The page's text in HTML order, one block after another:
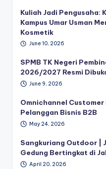
Kuliah Jadi Pengusaha:
Kampus Umar Usman
Kosmetik
June 10, 2026
SPMB TK Negeri
2026/2027 Resmi
June 9, 2026
Omnichannel
Pelanggan Bisnis B2B
May 24, 2026
Sangkuriang Outdoor |
Gedung Bertingkat di
April 20, 2026